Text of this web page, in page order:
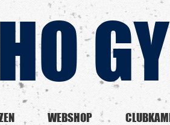
WEBSHOP